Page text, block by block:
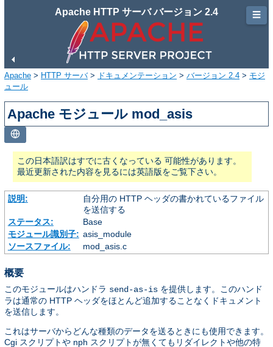
Apache HTTP サーバ バージョン 2.4
Apache > HTTP サーバ> ドキュメンテーション > バージョン 2.4 > モジ
ュール
Apache モジュール mod_asis
この日本語訳はすでに古くなっている 可能性があります。
最近更新された内容を見るには英語版をご覧下さい。
説明:
自分用の HTTP ヘッダの書かれているファイル
を送信する
ステータス:
Base
モジュール識別子: asis_module
ソースファイル:
mod_asis.c
概要
このモジュールはハンドラ send-as-is を提供します。このハンド
ラは通常の HTTP ヘッダをほとんど追加することなくドキュメント
を送信します。
これはサーバからどんな種類のデータを送るときにも使用できます。
Cgi スクリプトや nph スクリプトが無くてもリダイレクトや他の特
☰